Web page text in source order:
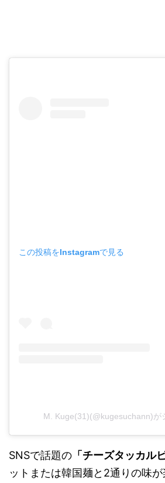
この投稿をInstagramで見る
M. Kuge(31)(@kugesuchann)が
SNSで話題の 「チーズタッカルビ
ットまたは韓国麺と2通りの味が